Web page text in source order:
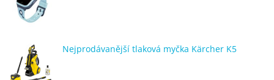
Nejprodávanější tlaková myčka Kärcher K5